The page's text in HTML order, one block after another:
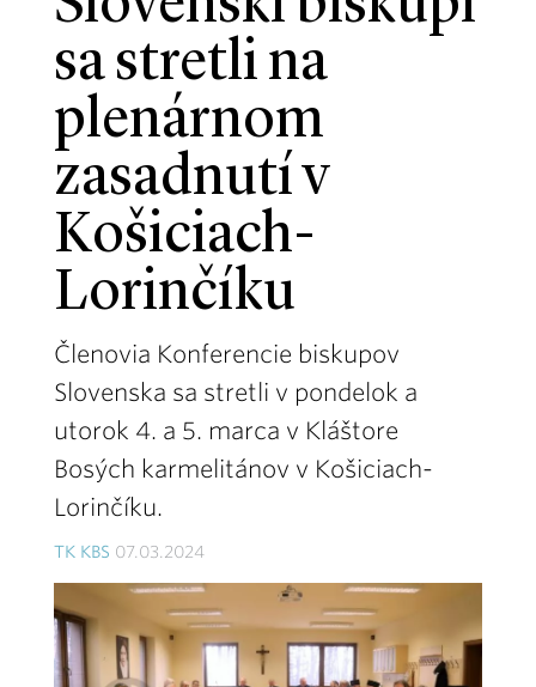
sa stretli na
plenárnom
zasadnutí v
Košiciach-
Lorinčíku
Členovia Konferencie biskupov
Slovenska sa stretli v pondelok a
utorok 4. a 5. marca v Kláštore
Bosých karmelitánov v Košiciach-
Lorinčíku.
TK KBS 07.03.2024